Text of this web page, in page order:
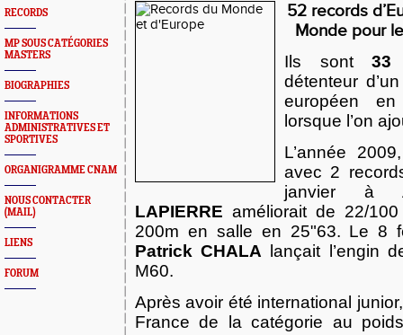
RECORDS
MP SOUS CATÉGORIES
MASTERS
BIOGRAPHIES
INFORMATIONS
ADMINISTRATIVES ET
SPORTIVES
ORGANIGRAMME CNAM
NOUS CONTACTER
(MAIL)
LIENS
FORUM
52 records
Monde pour
Ils sont33
détenteur
européen
lorsque l’on
L’année
avec 2
janvier à
LAPIERRE améliorait de 22/
200m en salle en 25"63. Le 8
Patrick CHALA lançait l’engin
M60.
Après avoir été international
France de la catégorie au